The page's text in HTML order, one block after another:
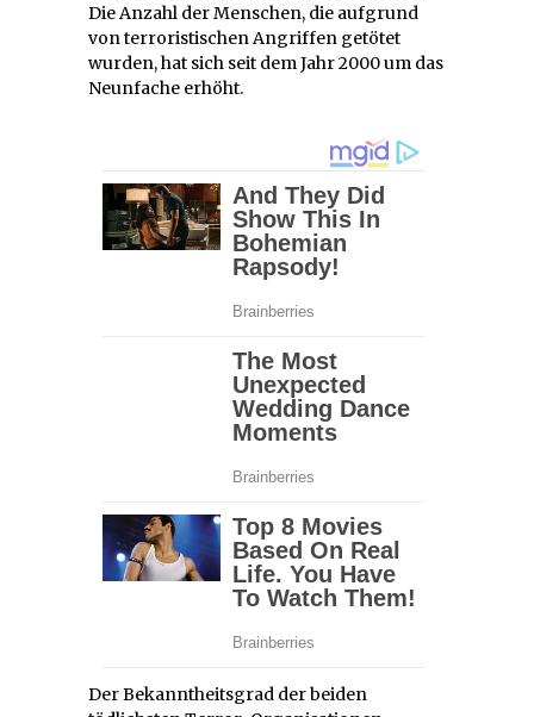
Die Anzahl der Menschen, die aufgrund
von terroristischen Angriffen getötet
wurden, hat sich seit dem Jahr 2000 um das
Neunfache erhöht.
Der Bekanntheitsgrad der beiden